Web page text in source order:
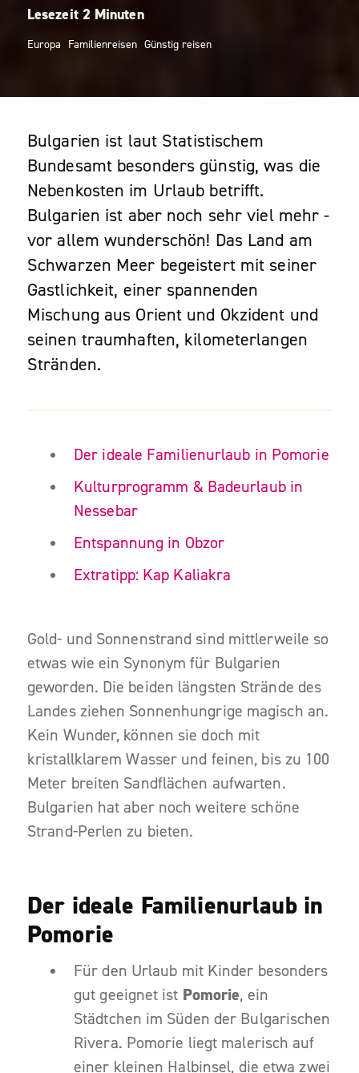
Europa Familienreisen Günstig reisen
Bulgarien ist laut Statistischem
Bundesamt besonders günstig, was die
Nebenkosten im Urlaub betrifft.
Bulgarien ist aber noch sehr viel mehr -
vor allem wunderschön! Das Land am
Schwarzen Meer begeistert mit seiner
Gastlichkeit, einer spannenden
Mischung aus Orient und Okzident und
seinen traumhaften, kilometerlangen
Stränden.
Der ideale Familienurlaub in Pomorie
Kulturprogramm & Badeurlaub in
Nessebar
Entspannung in Obzor
Extratipp: Kap Kaliakra
Gold- und Sonnenstrand sind mittlerweile so
etwas wie ein Synonym für Bulgarien
geworden. Die beiden längsten Strände des
Landes ziehen Sonnenhungrige magisch an.
Kein Wunder, können sie doch mit
kristallklarem Wasser und feinen, bis zu 100
Meter breiten Sandflächen aufwarten.
Bulgarien hat aber noch weitere schöne
Strand-Perlen zu bieten.
Der ideale Familienurlaub in
Pomorie
Für den Urlaub mit Kinder besonders
gut geeignet ist Pomorie, ein
Städtchen im Süden der Bulgarischen
Rivera. Pomorie liegt malerisch auf
einer kleinen Halbinsel, die etwa zwei